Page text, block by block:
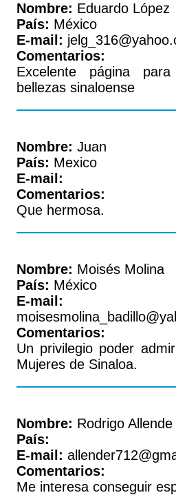
Nombre: Eduardo López
País: México
E-mail:
Comentarios:
Excelente página
bellezas sinaloense
Nombre: Juan
País: Mexico
E-mail:
Comentarios:
Que hermosa.
Nombre: Moisés Molina
País: México
E-mail:
Comentarios:
Un privilegio poder
Mujeres de Sinaloa.
Nombre: Rodrigo Allende
País:
E-mail:
Comentarios:
Me interesa conseguir